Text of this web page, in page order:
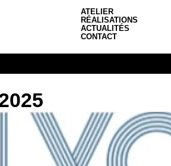
ATELIER
RÉALISATIONS
ACTUALITÉS
CONTACT